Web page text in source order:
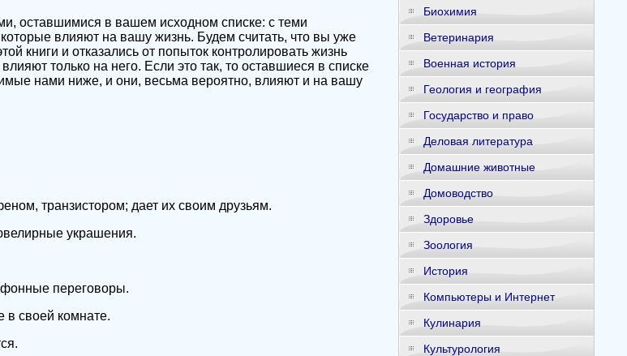
оставшимися в вашем исходном списке: с теми
влияют на вашу жизнь. Будем считать, что вы уже
книги и отказались от попыток контролировать жизнь
только на него. Если это так, то оставшиеся в списке
нами ниже, и они, весьма вероятно, влияют и на вашу
транзистором; дает их своим друзьям.
украшения.
переговоры.
в своей комнате.
Биохимия
Ветеринария
Военная история
Геология и география
Государство и право
Деловая литература
Домашние животные
Домоводство
Здоровье
Зоология
История
Компьютеры и Интернет
Кулинария
Культурология